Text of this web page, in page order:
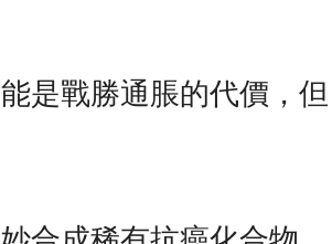
是戰勝通脹的代價，但